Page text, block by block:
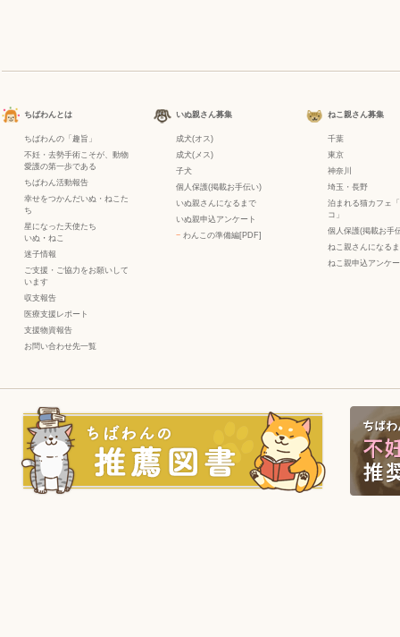
ちばわんとは
ちばわんの「趣旨」
不妊・去勢手術こそが、動物
愛護の第一歩である
ちばわん活動報告
幸せをつかんだいぬ・ねこた
ち
星になった天使たち
いぬ ・ ねこ
迷子情報
ご支援・ご協力をお願いして
います
収支報告
医療支援レポート
支援物資報告
お問い合わせ先一覧
いぬ親さん募集
成犬(オス)
成犬(メス)
子犬
個人保護(掲載お手伝い)
いぬ親さんになるまで
いぬ親申込アンケート
− わんこの準備編[PDF]
ねこ親さん募集
千葉
東京
神奈川
埼玉・長野
泊まれる猫カフェ
コ」
個人保護(掲載お手
ねこ親さんになる
ねこ親申込アンケ